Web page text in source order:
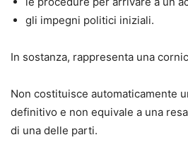
gli impegni politici iniziali.
In sostanza, rappresenta una
Non costituisce automaticamente
definitivo e non equivale a una
di una delle parti.